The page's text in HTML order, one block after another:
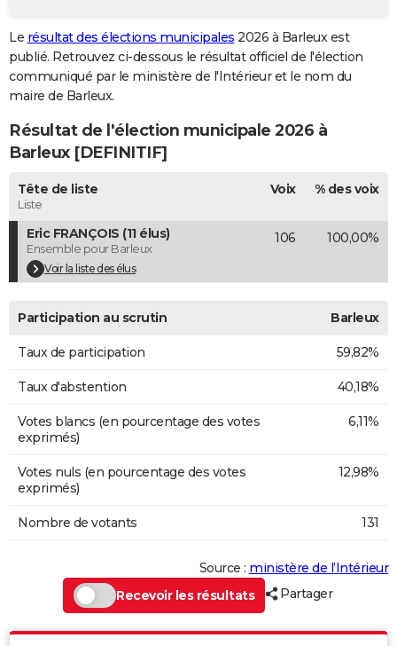
GUIDES D'ACHAT
BONS PLANS
CARTE DE VOEUX
Carte de Noël
Carte Bonne année
Carte Saint-Valentin
Carte Pâques
Carte d'anniversaire
DICTIONNAIRE
Dictionnaire
Biographies
Citations
Expressions
Proverbes
PROGRAMME TV
COPAINS D'AVANT
S'inscrire
Se connecter
Lycées
Collèges
Primaires
Universités
Entreprises
Service militaire
Avis de recherche
AVIS DE DÉCÈS
FORUM
Le résultat des élections municipales 2026 à Barleux est
publié. Retrouvez ci-dessous le résultat officiel de l'élection
communiqué par le ministère de l'Intérieur et le nom du
maire de Barleux.
Résultat de l'élection municipale 2026 à
Barleux [DEFINITIF]
Tête de liste
Liste
Voix % des voix
Eric FRANÇOIS (11 élus)
Ensemble pour Barleux
Voir la liste des élus
106 100,00%
Participation au scrutin Barleux
Taux de participation 59,82%
Taux d'abstention 40,18%
Votes blancs (en pourcentage des votes
exprimés)
6,11%
Votes nuls (en pourcentage des votes
exprimés)
12,98%
Nombre de votants 131
Source : ministère de l’Intérieur
Recevoir les résultats
Partager